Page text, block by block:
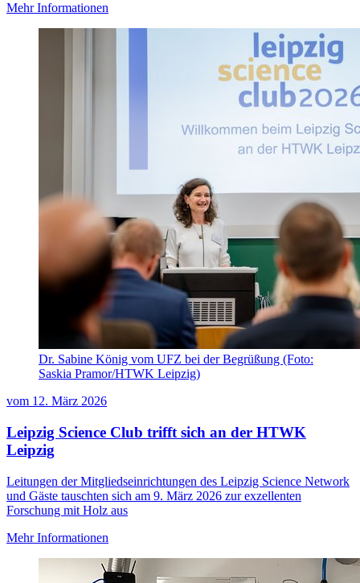
Mehr Informationen
Dr. Sabine König vom UFZ bei der Begrüßung (Foto:
Saskia Pramor/HTWK Leipzig)
vom 12. März 2026
Leipzig Science Club trifft sich an der HTWK
Leipzig
Leitungen der Mitgliedseinrichtungen des Leipzig Science Network
und Gäste tauschten sich am 9. März 2026 zur exzellenten
Forschung mit Holz aus
Mehr Informationen